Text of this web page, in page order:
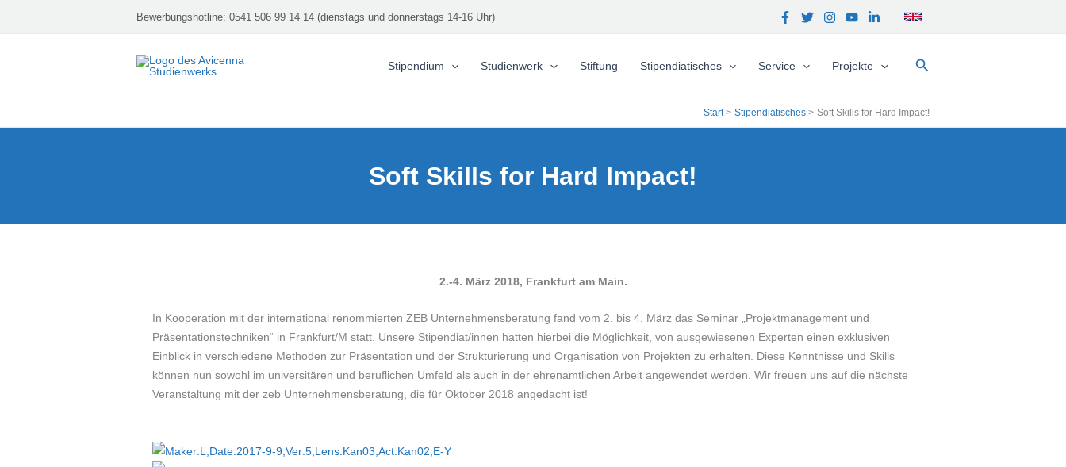
Bewerbungshotline: 0541 506 99 14 14 (dienstags und donnerstags 14-16 Uhr)
Stipendium Studienwerk Stiftung Stipendiatisches Service Projekte Suchen
Start Stipendiatisches Soft Skills for Hard Impact!
Soft Skills for Hard Impact!
2.-4. März 2018, Frankfurt am Main.
In Kooperation mit der international renommierten ZEB Unternehmensberatung fand vom 2. bis 4. März das Seminar „Projektmanagement und
Präsentationstechniken“ in Frankfurt/M statt. Unsere Stipendiat/innen hatten hierbei die Möglichkeit, von ausgewiesenen Experten einen exklusiven
Einblick in verschiedene Methoden zur Präsentation und der Strukturierung und Organisation von Projekten zu erhalten. Diese Kenntnisse und Skills
können nun sowohl im universitären und beruflichen Umfeld als auch in der ehrenamtlichen Arbeit angewendet werden. Wir freuen uns auf die nächste
Veranstaltung mit der zeb Unternehmensberatung, die für Oktober 2018 angedacht ist!